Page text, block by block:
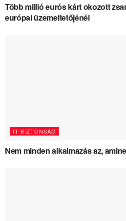
Több millió eurós kárt okozott
európai üzemeltetőjénél
IT-BIZTONSÁG
Nem minden alkalmazás az,